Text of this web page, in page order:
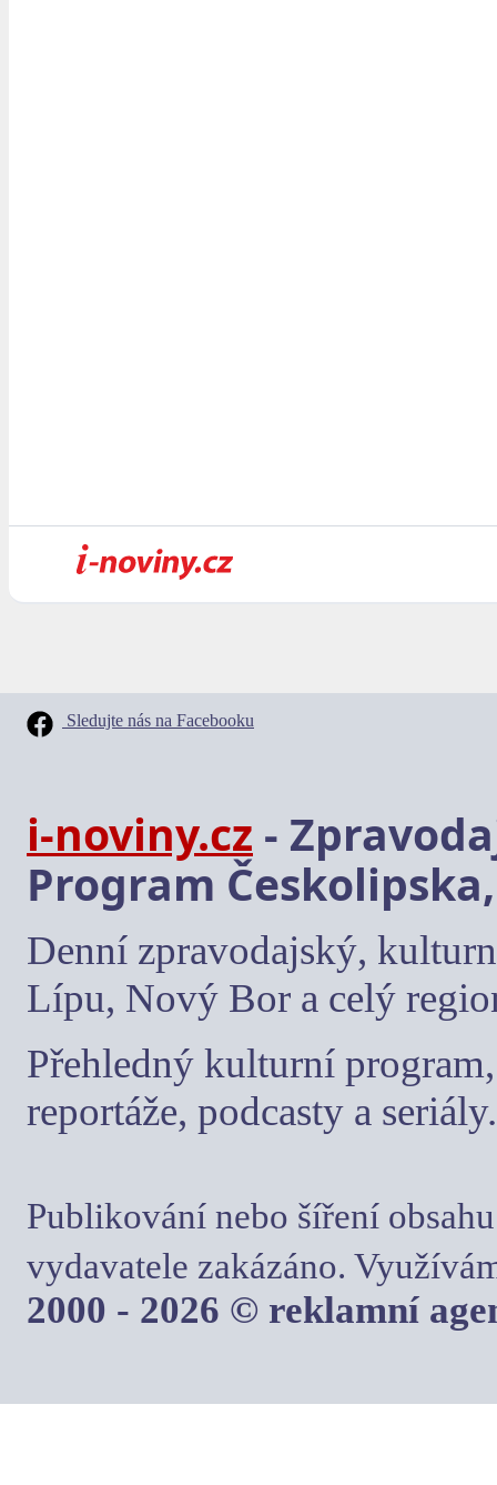
Sledujte nás na Facebooku
i-noviny.cz -
Program
Denní zpravodajský,
Lípu, Nový Bor a celý
Přehledný kulturní
reportáže, podcasty a seriály.
Publikování nebo šíření
vydavatele zakázáno.
2000 - 2026 © reklamní